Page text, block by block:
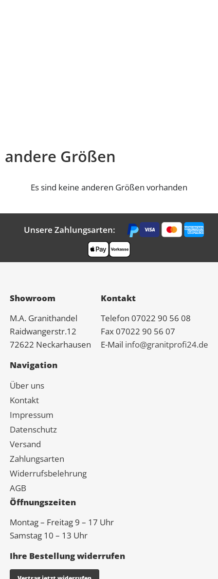
andere Größen
Es sind keine anderen Größen vorhanden
Unsere Zahlungsarten:
Showroom
M.A. Granithandel
Raidwangerstr.12
72622 Neckarhausen
Kontakt
Telefon 07022 90 56 08
Fax 07022 90 56 07
E-Mail info@granitprofi24.de
Navigation
Über uns
Kontakt
Impressum
Datenschutz
Versand
Zahlungsarten
Widerrufsbelehrung
AGB
Öffnungszeiten
Montag – Freitag 9 – 17 Uhr
Samstag 10 – 13 Uhr
Ihre Bestellung widerrufen